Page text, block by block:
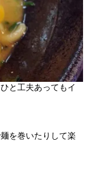
と工夫あってもイ
を巻いたりして楽